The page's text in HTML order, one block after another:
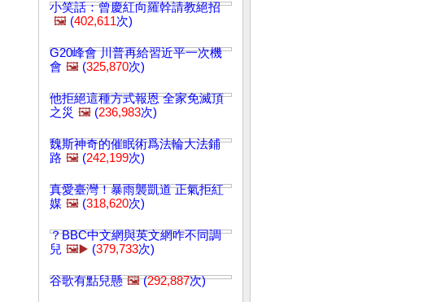
小笑話：曾慶紅向羅幹請教絕招
🖼️ (402,611次)
G20峰會 川普再給習近平一次機
會 🖼️ (325,870次)
他拒絕這種方式報恩 全家免滅頂
之災 🖼️ (236,983次)
魏斯神奇的催眠術爲法輪大法鋪
路 🖼️ (242,199次)
真愛臺灣！暴雨襲凱道 正氣拒紅
媒 🖼️ (318,620次)
？BBC中文網與英文網咋不同調
兒 🖼️▶️ (379,733次)
谷歌有點兒懸 🖼️(292,887次)